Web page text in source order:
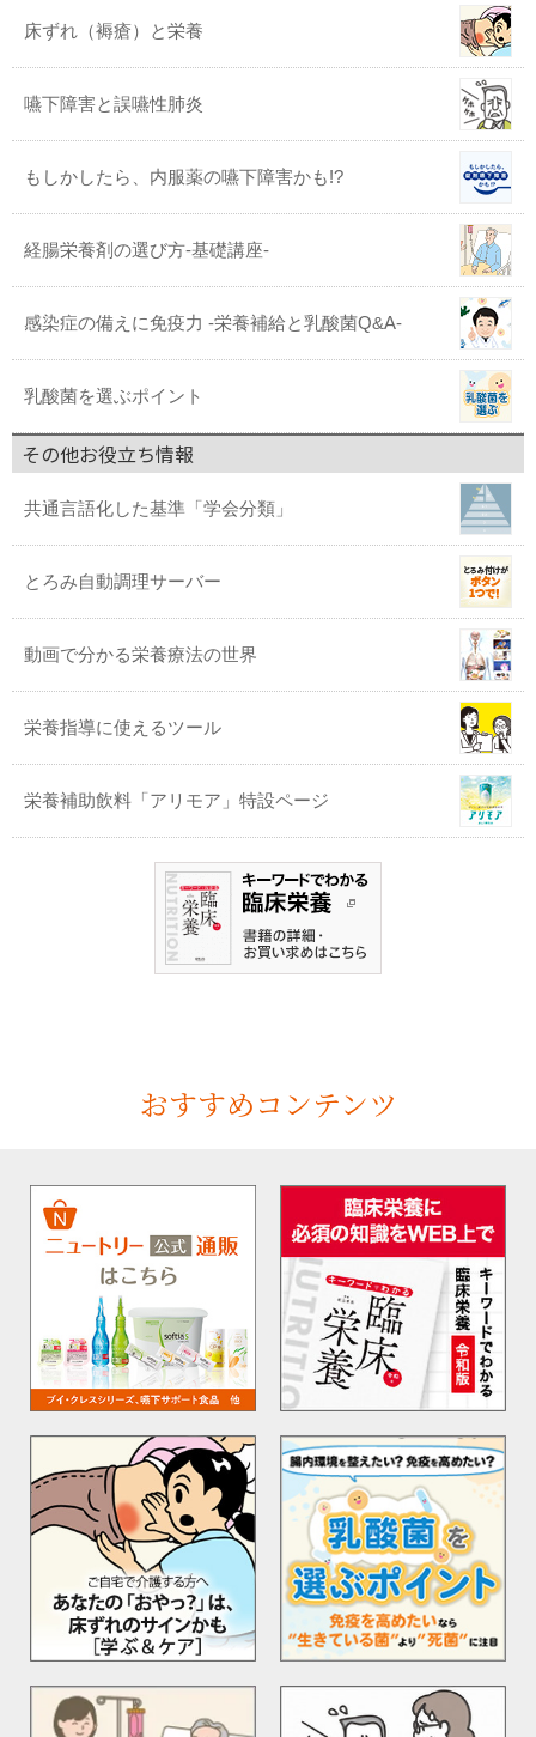
床ずれ（褥瘡）と栄養
嚥下障害と誤嚥性肺炎
もしかしたら、内服薬の嚥下障害かも!?
経腸栄養剤の選び方-基礎講座-
感染症の備えに免疫力 -栄養補給と乳酸菌Q&A-
乳酸菌を選ぶポイント
その他お役立ち情報
共通言語化した基準「学会分類」
とろみ自動調理サーバー
動画で分かる栄養療法の世界
栄養指導に使えるツール
栄養補助飲料「アリモア」特設ページ
おすすめコンテンツ